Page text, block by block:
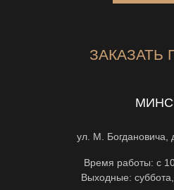
ЗАКАЗАТЬ
ул. М. Богдановича,
Время работы: с
Выходные: